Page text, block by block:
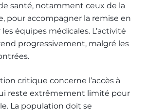
santé, notamment ceux de la
pour accompagner la remise en
équipes médicales. L’activité
progressivement, malgré les
critique concerne l’accès à
reste extrêmement limité pour
La population doit se